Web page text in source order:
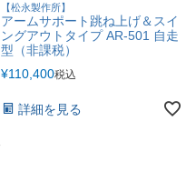
【松永製作所】
アームサポート跳ね上げ＆スイ
ングアウトタイプ AR-501 自走
型（非課税）
¥110,400税込
詳細を見る